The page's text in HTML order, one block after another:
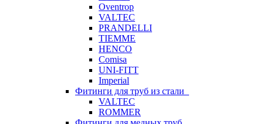
Oventrop
VALTEC
PRANDELLI
TIEMME
HENCO
Comisa
UNI-FITT
Imperial
Фитинги для труб из стали
VALTEC
ROMMER